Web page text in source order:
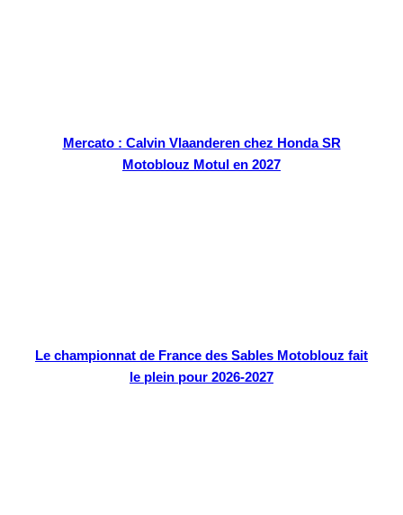
Mercato : Calvin Vlaanderen chez Honda SR
Motoblouz Motul en 2027
Le championnat de France des Sables Motoblouz fait
le plein pour 2026-2027